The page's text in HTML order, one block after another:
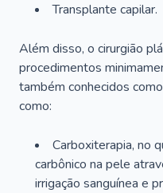
Transplante capilar.
Além disso, o cirurgião
procedimentos
também conhecidos
como:
Carboxiterapia, no
carbônico na pele
irrigação sanguínea e